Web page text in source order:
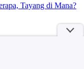
Tayang di Mana?